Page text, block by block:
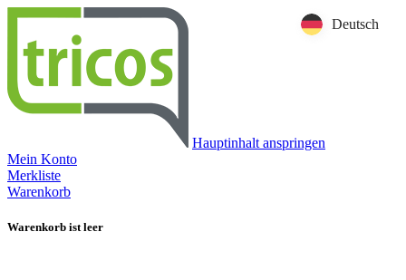
Hauptinhalt anspringen
Mein Konto
Merkliste
Warenkorb
Warenkorb ist leer
Deutsch